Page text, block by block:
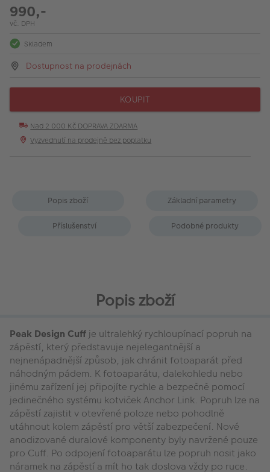
FOTO BAZAR
Fotoprodukty
990,-
vč. DPH
Skladem
Dostupnost na prodejnách
KOUPIT
Nad 2 000 Kč DOPRAVA ZDARMA
Vyzvednutí na prodejně bez poplatku
Popis zboží Základní parametry
Příslušenství Podobné produkty
Popis zboží
Peak Design Cuff je ultralehký rychloupínací popruh na
zápěstí, který představuje nejelegantnější a
nejnenápadnější způsob, jak chránit fotoaparát před
náhodným pádem. K fotoaparátu, dalekohledu nebo
jinému zařízení jej připojíte rychle a bezpečně pomocí
jedinečného systému kotviček Anchor Link. Popruh lze na
zápěstí zajistit v otevřené poloze nebo pohodlně
utáhnout kolem zápěstí pro větší zabezpečení. Nové
anodizované duralové komponenty byly navržené pouze
pro Cuff. Po odpojení fotoaparátu lze popruh nosit jako
náramek na zápěstí a mít ho tak doslova vždy po ruce.